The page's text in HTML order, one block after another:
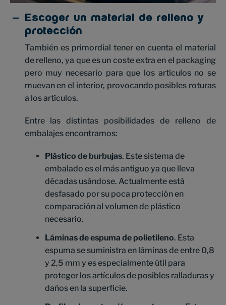
Escoger un material de relleno y
protección
También es primordial tener en cuenta el material
de relleno, ya que es un coste extra en el packaging
pero muy necesario para que los artículos no se
muevan en el interior, provocando posibles roturas
a los artículos.
Entre las distintas posibilidades de relleno de
embalajes encontramos:
Plástico de burbujas. Este sistema de
embalado es el más antiguo ya que lleva
décadas usándose. Actualmente está
desfasado por su poca protección en
comparación al volumen de plástico
necesario.
Láminas de espuma de polietileno. Esta
espuma se suministra en láminas de entre 0,8
y 2,5 mm y es especialmente útil para
proteger los artículos de posibles ralladuras y
daños en la superficie.